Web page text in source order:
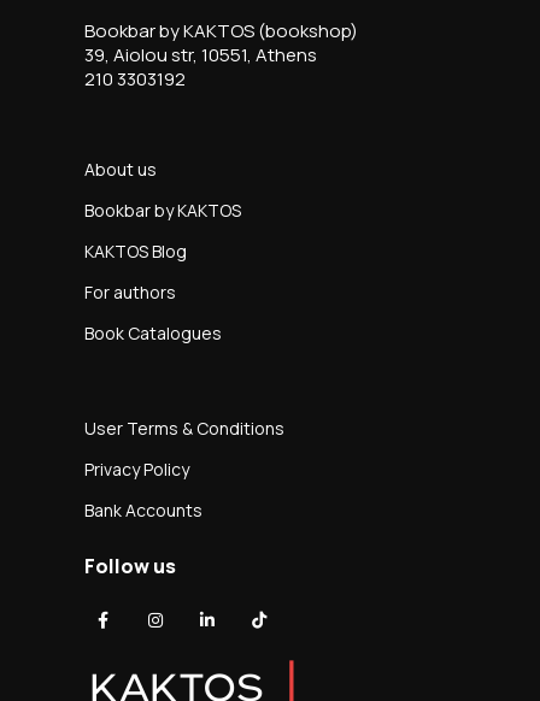
Bookbar by KAKTOS (bookshop)
39, Aiolou str, 10551, Athens
210 3303192
About us
Bookbar by KAKTOS
KAKTOS Blog
For authors
Book Catalogues
User Terms & Conditions
Privacy Policy
Bank Accounts
Follow us